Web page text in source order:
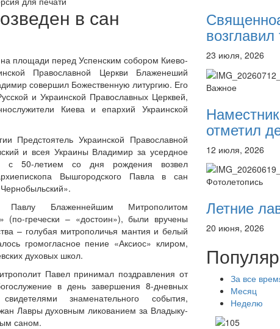
12 сентября 2015
12 сентября 2015
12 сентября 2015
12 сентября 2015
12 сентября 2015
Перейти к архиву
в сан
площади перед Успенским собором Киево-
Православной Церкви Блаженеший
совершил Божественную литургию. Его
и Украинской Православных Церквей,
Киева и епархий Украинской
Предстоятель Украинской Православной
и всея Украины Владимир за усердное
с 50-летием со дня рождения возвел
Вышгородского Павла в сан
Павлу Блаженнейшим Митрополитом
(по-гречески – «достоин»), были вручены
– голубая митрополичья мантия и белый
громогласное пение «Аксиос» клиром,
духовых школ.
Павел принимал поздравления от
в день завершения 8-дневных
знаменательного события,
Лавры духовным ликованием за Владыку-
саном.
23 июля, 2026
Важное
отметил
12 июля, 2026
Фотолетопись
Летние
20 июня, 2026
За все
Месяц
Неделю